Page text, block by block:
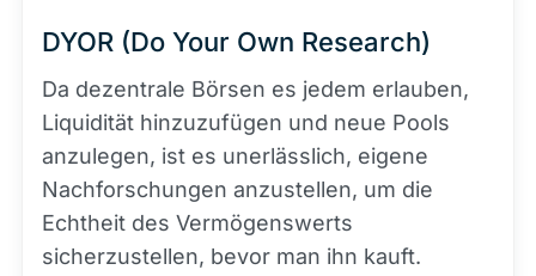
DYOR (Do Your Own Research)
Da dezentrale Börsen es jedem erlauben,
Liquidität hinzuzufügen und neue Pools
anzulegen, ist es unerlässlich, eigene
Nachforschungen anzustellen, um die
Echtheit des Vermögenswerts
sicherzustellen, bevor man ihn kauft.